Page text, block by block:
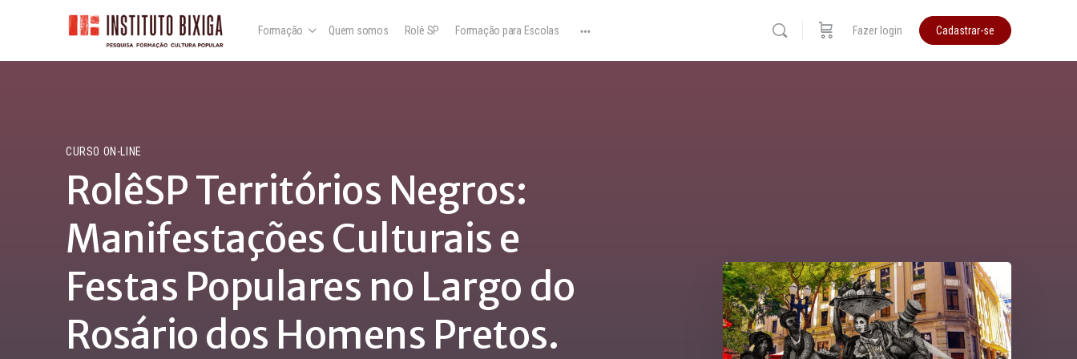
Formação Quem somos Rolê SP Formação para Escolas Fazer login Cadastrar-se
CURSO ON-LINE
RolêSP Territórios Negros:
Manifestações Culturais e
Festas Populares no Largo do
Rosário dos Homens Pretos.